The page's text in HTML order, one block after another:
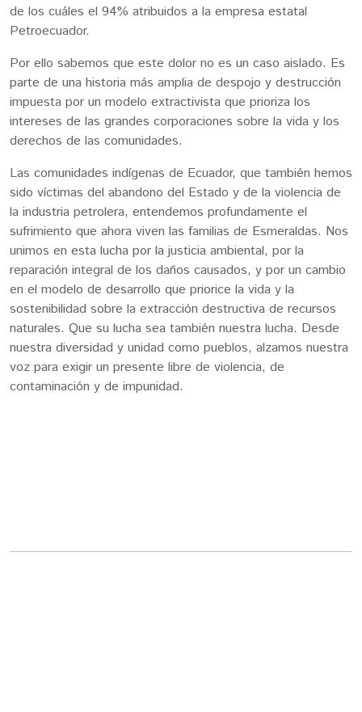
de los cuáles el 94% atribuidos a la empresa estatal
Petroecuador.
Por ello sabemos que este dolor no es un caso aislado. Es
parte de una historia más amplia de despojo y destrucción
impuesta por un modelo extractivista que prioriza los
intereses de las grandes corporaciones sobre la vida y los
derechos de las comunidades.
Las comunidades indígenas de Ecuador, que también hemos
sido víctimas del abandono del Estado y de la violencia de
la industria petrolera, entendemos profundamente el
sufrimiento que ahora viven las familias de Esmeraldas. Nos
unimos en esta lucha por la justicia ambiental, por la
reparación integral de los daños causados, y por un cambio
en el modelo de desarrollo que priorice la vida y la
sostenibilidad sobre la extracción destructiva de recursos
naturales. Que su lucha sea también nuestra lucha. Desde
nuestra diversidad y unidad como pueblos, alzamos nuestra
voz para exigir un presente libre de violencia, de
contaminación y de impunidad.